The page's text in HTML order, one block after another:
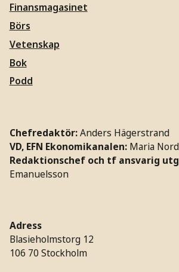
Finansmagasinet
Börs
Vetenskap
Bok
Podd
Chefredaktör:Anders Hägerstrand
VD, EFN Ekonomikanalen: Maria
Redaktionschef och tf ansvarig
Emanuelsson
Adress
Blasieholmstorg 12
106 70 Stockholm